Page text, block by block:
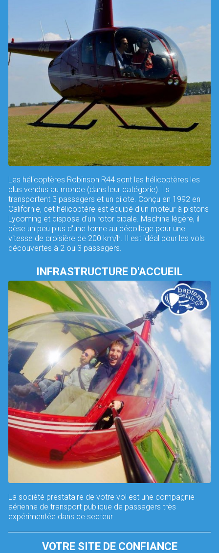
Les hélicoptères Robinson R44 sont les hélicoptères les
plus vendus au monde (dans leur catégorie). Ils
transportent 3 passagers et un pilote. Conçu en 1992 en
Californie, cet hélicoptère est équipé d'un moteur à pistons
Lycoming et dispose d'un rotor bipale. Machine légère, il
pèse un peu plus d'une tonne au décollage pour une
vitesse de croisière de 200 km/h. Il est idéal pour les vols
découvertes à 2 ou 3 passagers.
INFRASTRUCTURE D'ACCUEIL
La société prestataire de votre vol est une compagnie
aérienne de transport publique de passagers très
expérimentée dans ce secteur.
VOTRE SITE DE CONFIANCE